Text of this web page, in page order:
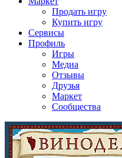
Продать игру
Купить игру
Сервисы
Профиль
Игры
Медиа
Отзывы
Друзья
Маркет
Сообщества